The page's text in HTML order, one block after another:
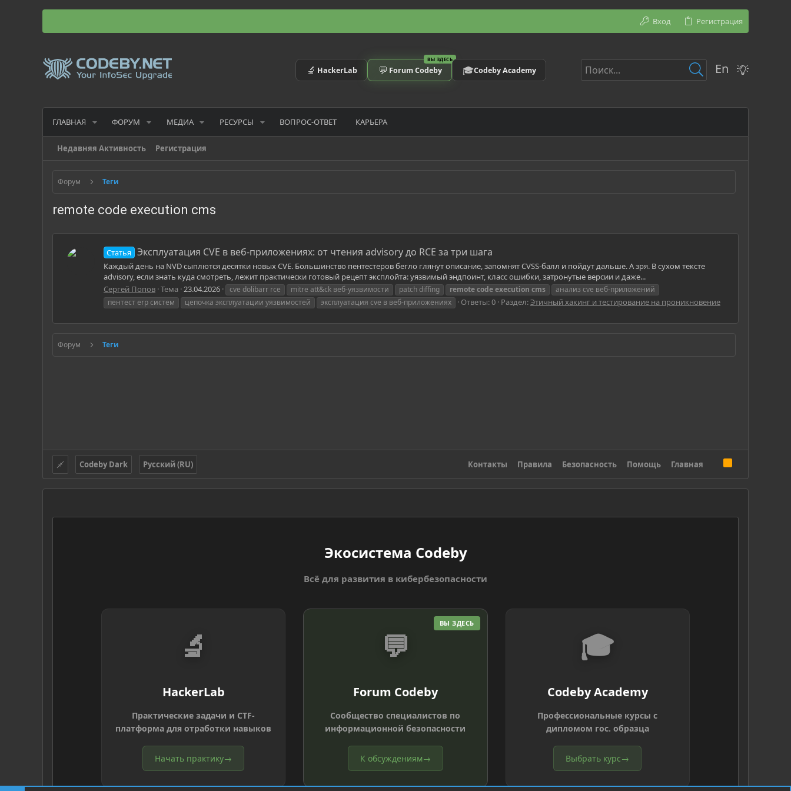
Вход Регистрация
🔬 HackerLab
ВЫ ЗДЕСЬ
💬 Forum Codeby 🎓Codeby Academy En
ГЛАВНАЯ ФОРУМ МЕДИА РЕСУРСЫ ВОПРОС-ОТВЕТ КАРЬЕРА
Недавняя Активность Регистрация
Форум Теги
remote code execution cms
Статья Эксплуатация CVE в веб-приложениях: от чтения advisory до RCE за три шага
Каждый день на NVD сыплются десятки новых CVE. Большинство пентестеров бегло глянут описание, запомнят CVSS-балл и пойдут дальше. А зря. В сухом тексте
advisory, если знать куда смотреть, лежит практически готовый рецепт эксплойта: уязвимый эндпоинт, класс ошибки, затронутые версии и даже...
Сергей Попов Тема 23.04.2026 cve dolibarr rce mitre att&ck веб-уязвимости patch diffing remotecodeexecution cms
анализ cve веб-приложений
пентест erp систем
цепочка эксплуатации уязвимостей эксплуатация cve в веб-приложениях Ответы: 0 Раздел:Этичный хакинг и тестирование на проникновение
Форум Теги
Codeby Dark Русский (RU) Контакты Правила Безопасность Помощь Главная
S
Экосистема Codeby
Всё для развития в кибербезопасности
🔬
HackerLab
Практические задачи и CTF-
платформа для отработки навыков
Начать практику→
ВЫ ЗДЕСЬ
💬
Forum Codeby
Сообщество специалистов по
информационной безопасности
К обсуждениям→
🎓
Codeby Academy
Профессиональные курсы с
дипломом гос. образца
Выбрать курс→